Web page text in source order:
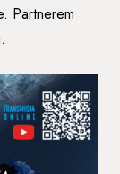
Partnerem